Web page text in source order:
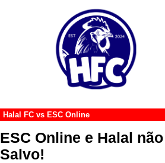
Halal FC vs ESC Online
ESC Online e Halal
Salvo!